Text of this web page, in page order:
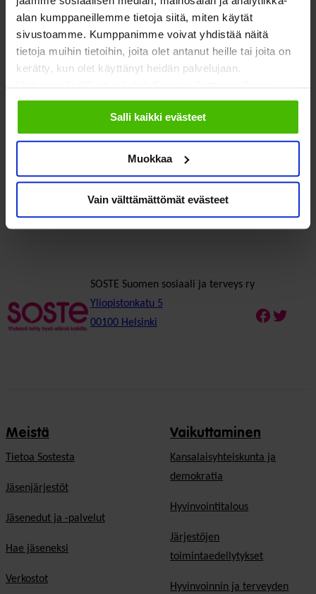
alan kumppaneillemme tietoja siitä, miten käytät
sivustoamme. Kumppanimme voivat yhdistää näitä
tietoja muihin tietoihin, joita olet antanut heille tai joita on
kerätty, kun olet käyttänyt heidän palvelujaan.
Valitsemalla "Yksityiskohdat" voit vaikuttaa sallimiisi
evästeisiin.
Salli kaikki evästeet
Muokkaa
Vain välttämättömät evästeet
– TULE-takuu parantaisi hoidon ja
kuntoutuksen laatua
15.50
Kuntoutuksen tulevaisuus –
päättäjänäkökulma
Päätössanat
Lisätiedot
SOSTE Suomen sosiaali ja terveys ry
Yliopistonkatu 5
00100 Helsinki
Meistä
Tietoa Sostesta
Jäsenjärjestöt
Jäsenedut ja -palvelut
Hae jäseneksi
Verkostot
Vaikuttaminen
Kansalaisyhteiskunta ja
demokratia
Hyvinvointitalous
Järjestöjen
toimintaedellytykset
Hyvinvoinnin ja terveyden